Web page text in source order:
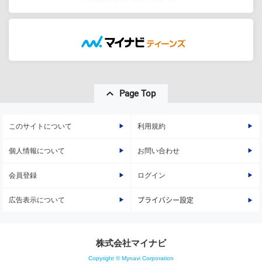
Page Top
このサイトについて 利用規約
個人情報について お問い合わせ
会員登録 ログイン
広告表示について プライバシー設定
株式会社マイナビ
Copyright © Mynavi Corporation